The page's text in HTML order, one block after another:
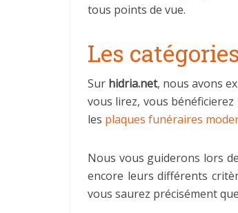
tous points de vue.
Les
Sur hidria.net, nous avons
vous lirez, vous
les plaques funéraires
Nous vous guiderons lors
encore leurs différents
vous saurez précisément